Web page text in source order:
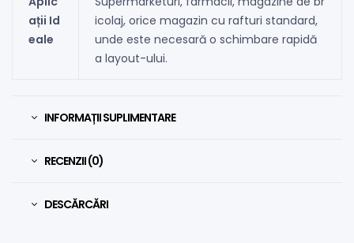
ații Id
eale
icolaj, orice magazin cu rafturi standard,
unde este necesară o schimbare rapidă
a layout-ului.
INFORMAȚII SUPLIMENTARE
RECENZII (0)
DESCĂRCĂRI